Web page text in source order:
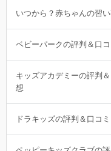
いつから？赤ちゃんの習
ベビーパークの評判＆口
キッズアカデミーの評判
想
ドラキッズの評判＆口コ